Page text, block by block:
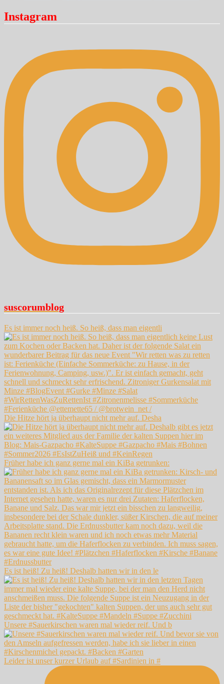
Instagram
suscorumblog
Es ist immer noch heiß. So heiß, dass man eigentli
Die Hitze hört ja überhaupt nicht mehr auf. Desha
Früher habe ich ganz gerne mal ein KiBa getrunken:
Es ist heiß! Zu heiß! Deshalb hatten wir in den le
Unsere #Sauerkirschen waren mal wieder reif. Und b
Leider ist unser kurzer Urlaub auf #Sardinien in #